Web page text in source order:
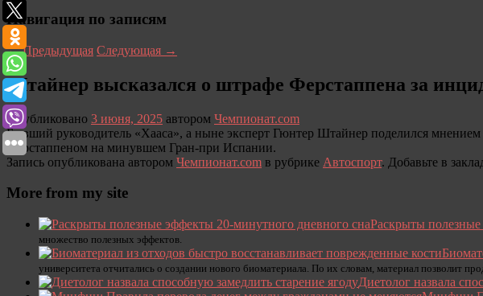
Навигация по записям
←Предыдущая Следующая →
Штайнер высказался о штрафе Ферстаппена за
Опубликовано 3 июня, 2025 автором Чемпионат.com
Бывший руководитель «Хааса», а ныне эксперт Гюнтер Штайнер поделился
Ферстаппеном на минувшем Гран-при Испании.
Запись опубликована автором Чемпионат.com в рубрике Автоспорт. Добавьте в
More from my site
Раскрыты
множество полезных эффектов.
университета отчитались о создании нового биоматериала. По их словам, материал позволит
Диетолог назвала